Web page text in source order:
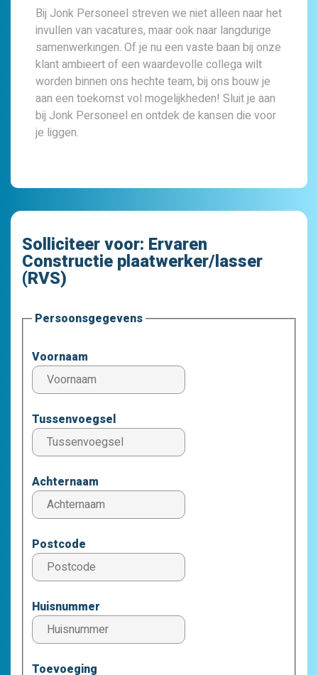
Bij Jonk Personeel streven we niet alleen naar het
invullen van vacatures, maar ook naar langdurige
samenwerkingen. Of je nu een vaste baan bij onze
klant ambieert of een waardevolle collega wilt
worden binnen ons hechte team, bij ons bouw je
aan een toekomst vol mogelijkheden! Sluit je aan
bij Jonk Personeel en ontdek de kansen die voor
je liggen.
Solliciteer voor: Ervaren
Constructie plaatwerker/lasser
(RVS)
Persoonsgegevens
Voornaam
Tussenvoegsel
Achternaam
Postcode
Huisnummer
Toevoeging